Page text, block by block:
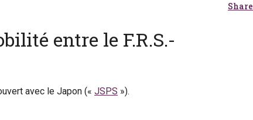
Share
entre le F.R.S.-
avec le Japon (« JSPS »).